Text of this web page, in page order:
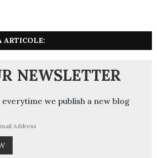
ARTICOLE:
NEWSLETTER
we publish a new blog